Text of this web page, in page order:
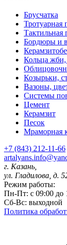
Брусчатка
Тротуарная
Тактильная
Бордюры и
Кольца
Козырьки,
Вазоны,
Системы
Цемент
Керамзит
Песок
Мраморная
+7 (843) 212-11-66
г. Казань,
ул. Гладилова, д.
Режим работы:
Пн-Пт: с 09:00 до
Сб-Вс: выходной
Политика